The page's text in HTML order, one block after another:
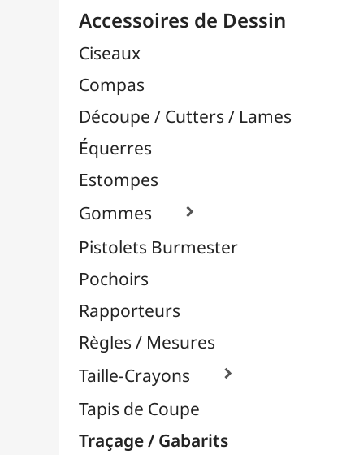
Estompes
Gommes 
Pochoirs
Rapporteurs
Règles / Mesures
Taille-Crayons

Tapis de Coupe
Traçage / Gabarits
Body-Paint / Maquillage
Bombes & Feutres à Peinture
Céramique / Poterie
Chevalets & Accrochage
Enfants / Scolaire
Esquisse & Dessin
Librairie / Livres
Loisirs Créatifs